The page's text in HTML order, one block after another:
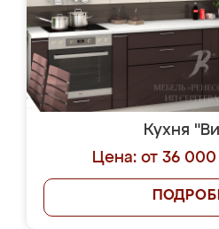
Кухня
Цена: от 36 000